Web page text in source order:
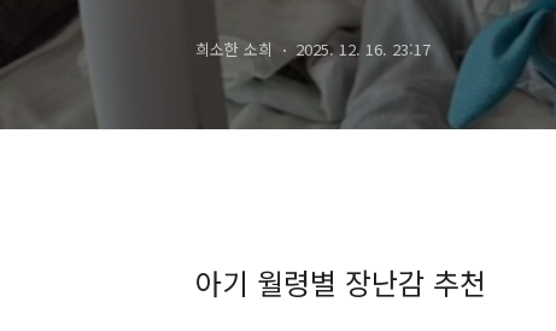
희소한 소희 2025. 12. 16. 23:17
아기 월령별 장난감 추천